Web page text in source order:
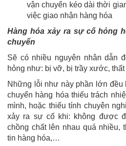
vận chuyển kéo dài thời
việc giao nhận hàng hóa
Hàng hóa xảy ra sự cố hỏng
chuyển
Sẽ có nhiều nguyên nhân dẫn
hỏng như: bị vỡ, bị trầy xước,
Những lỗi như này phần lớn đều
chuyển hàng hóa thiếu trách
mình, hoặc thiếu tính chuyên
xảy ra sự cố khi: không được
chồng chất lên nhau quá nhiều,
tin hàng hóa,…